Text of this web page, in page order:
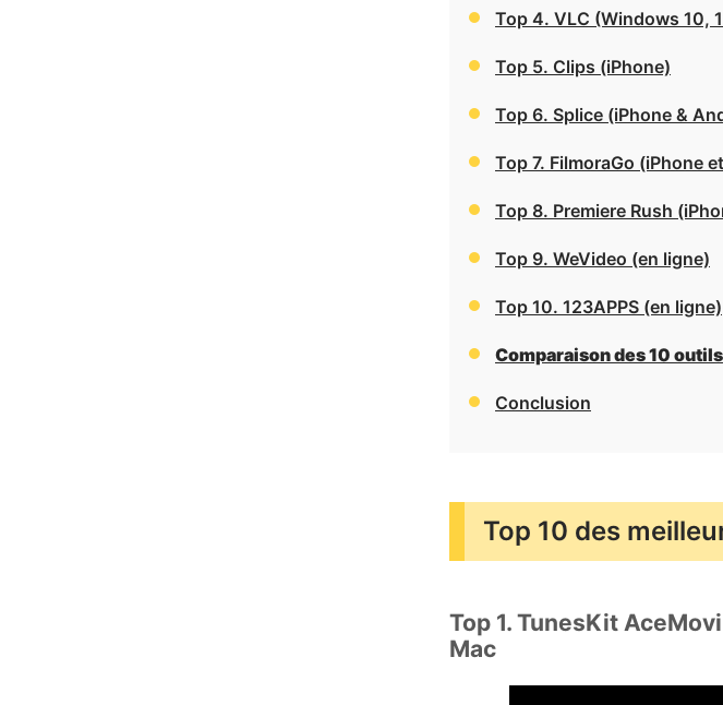
Top 4. VLC (Windows 10,
Top 5. Clips (iPhone)
Top 6. Splice (iPhone &
Top 7. FilmoraGo (iPhone
Top 8. Premiere Rush
Top 9. WeVideo (en ligne)
Top 10. 123APPS (en ligne)
Comparaison des 10 outils
Conclusion
Top 10 des
Top 1. TunesKit
Mac